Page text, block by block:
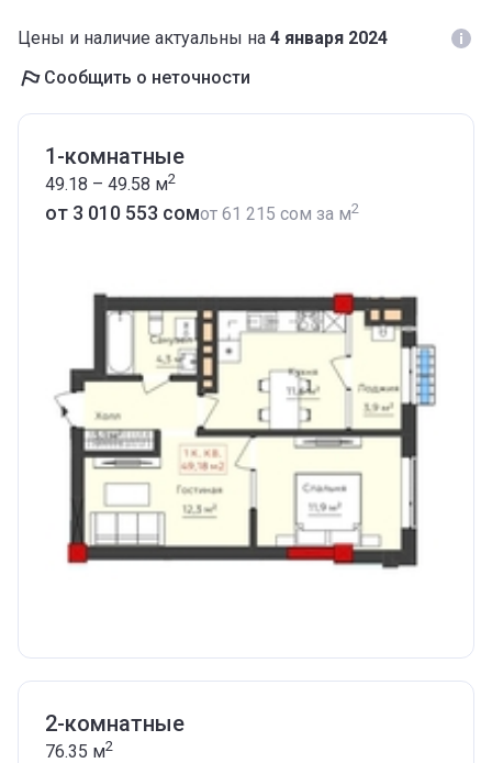
Цены и наличие актуальны на 4 января 2024
Сообщить о неточности
1-комнатные
49.18 – 49.58 м2
от ‍3 010 553 сомот ‍61 215 сом за м2
2-комнатные
76.35 м2